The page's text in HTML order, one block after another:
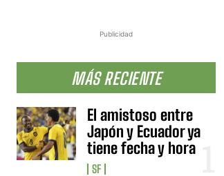
Publicidad
MÁS RECIENTE
El amistoso entre
Japón y Ecuador ya
tiene fecha y hora
SF